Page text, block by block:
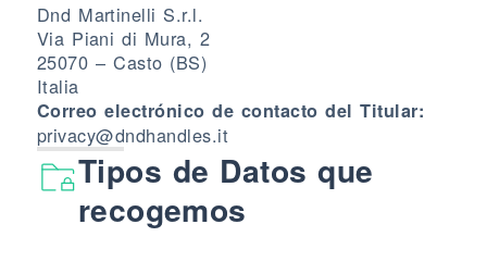
Dnd Martinelli S.r.l.
Via Piani di Mura, 2
25070 – Casto (BS)
Italia
Correo electrónico de contacto del Titular:
privacy@dndhandles.it
Tipos de Datos que
recogemos